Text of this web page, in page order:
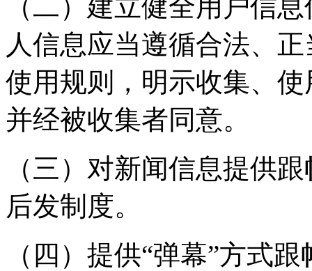
（二）建立健全用户信
人信息应当遵循合法、
使用规则，明示收集、
并经被收集者同意。
（三）对新闻信息提供
后发制度。
（四）提供“弹幕”方式